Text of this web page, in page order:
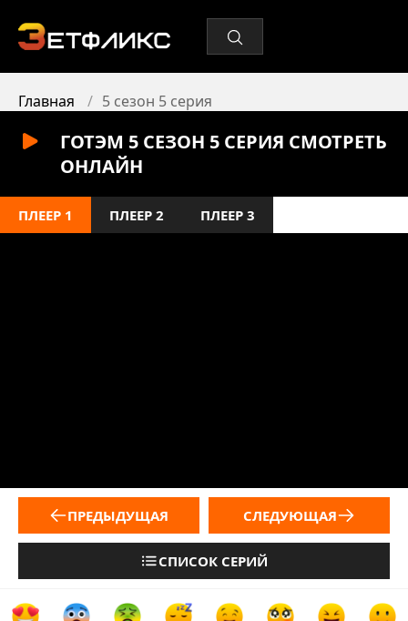
Главная 5 сезон 5 серия
ГОТЭМ 5 СЕЗОН 5 СЕРИЯ СМОТРЕТЬ
ОНЛАЙН
ПЛЕЕР 1 ПЛЕЕР 2 ПЛЕЕР 3
ПРЕДЫДУЩАЯ
СПИСОК СЕРИЙ
СЛЕДУЮЩАЯ